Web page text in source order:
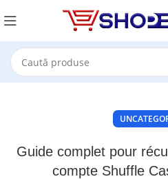
Guide complet pour
compte Shuffle